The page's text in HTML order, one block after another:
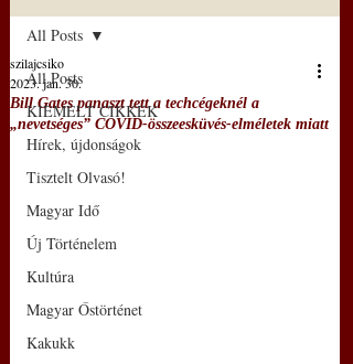
All Posts
KIEMELT CIKKEK
Hírek, újdonságok
Tisztelt Olvasó!
Magyar Idő
Új Történelem
Kultúra
Magyar Őstörténet
Kakukk
All Posts
Bill Gates panaszt tett a techcégeknél a
„nevetséges” COVID-összeesküvés-elméletek miatt
szilajcsiko
2023. jan. 30.